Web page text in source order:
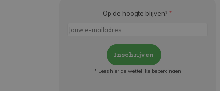
Op de hoogte blijven? *
Inschrijven
* Lees hier de wettelijke beperkingen